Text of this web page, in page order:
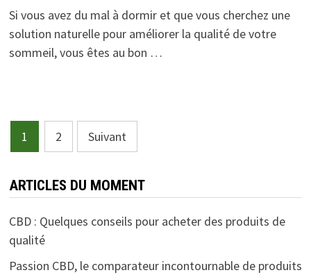
Si vous avez du mal à dormir et que vous cherchez une
solution naturelle pour améliorer la qualité de votre
sommeil, vous êtes au bon …
Pagination
des
publications
1 2 Suivant
ARTICLES DU MOMENT
CBD : Quelques conseils pour acheter des produits de
qualité
Passion CBD, le comparateur incontournable de produits